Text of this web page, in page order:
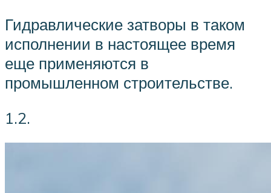
Гидравлические затворы в таком
исполнении в настоящее время
еще применяются в
промышленном строительстве.
1.2.